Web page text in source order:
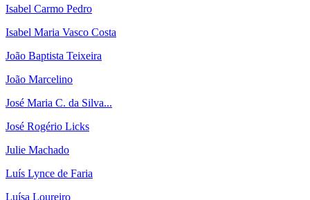
Isabel Carmo Pedro
Isabel Maria Vasco Costa
João Baptista Teixeira
João Marcelino
José Maria C. da Silva...
José Rogério Licks
Julie Machado
Luís Lynce de Faria
Luísa Loureiro